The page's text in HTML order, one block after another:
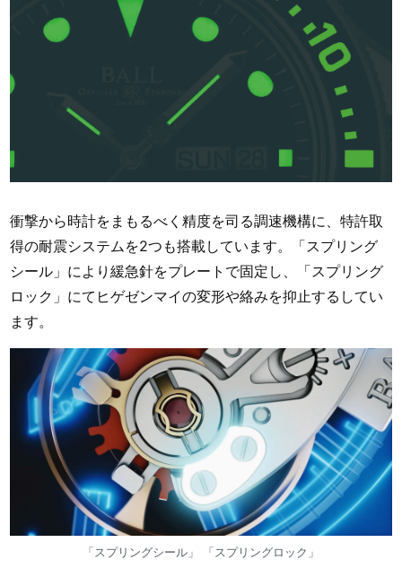
衝撃から時計をまもるべく精度を司る調速機構に、特許取
得の耐震システムを2つも搭載しています。「スプリング
シール」により緩急針をプレートで固定し、「スプリング
ロック」にてヒゲゼンマイの変形や絡みを抑止するしてい
ます。
「スプリングシール」 「スプリングロック」